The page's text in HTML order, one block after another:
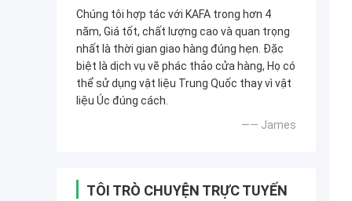
Chúng tôi hợp tác với KAFA trong hơn 4
năm, Giá tốt, chất lượng cao và quan trọng
nhất là thời gian giao hàng đúng hẹn. Đặc
biệt là dịch vụ vẽ phác thảo cửa hàng, Họ có
thể sử dụng vật liệu Trung Quốc thay vì vật
liệu Úc đúng cách.
—— James
TÔI TRÒ CHUYỆN TRỰC TUYẾN